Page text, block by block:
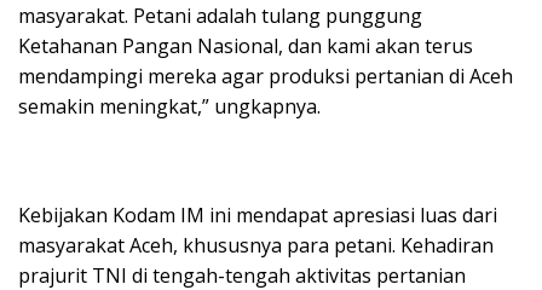
masyarakat. Petani adalah tulang punggung
Ketahanan Pangan Nasional, dan kami akan terus
mendampingi mereka agar produksi pertanian di Aceh
semakin meningkat,” ungkapnya.
Kebijakan Kodam IM ini mendapat apresiasi luas dari
masyarakat Aceh, khususnya para petani. Kehadiran
prajurit TNI di tengah-tengah aktivitas pertanian